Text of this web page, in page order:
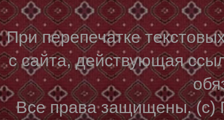
При перепечатке
с сайта, действующая
Все права защищены. (с)